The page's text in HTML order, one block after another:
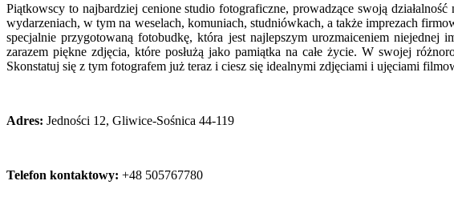
Piątkowscy to najbardziej cenione studio fotograficzne, prowadzące swoją
wydarzeniach, w tym na weselach, komuniach, studniówkach, a także imprezach
specjalnie przygotowaną fotobudkę, która jest najlepszym urozmaiceniem
zarazem piękne zdjęcia, które posłużą jako pamiątka na całe życie. W swojej
Skonstatuj się z tym fotografem już teraz i ciesz się idealnymi zdjęciami i ujęciami
Adres: Jedności 12, Gliwice-Sośnica 44-119
Telefon kontaktowy: +48 505767780